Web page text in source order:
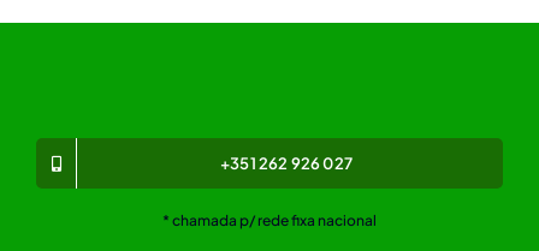
+351 262 926 027
* chamada p/ rede fixa nacional